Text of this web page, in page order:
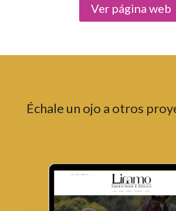
Ver página web
Échale un ojo a otros